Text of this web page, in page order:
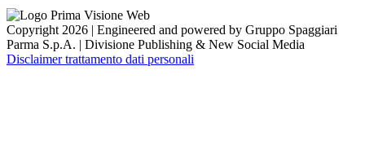
Copyright 2026 | Engineered and powered by Gruppo Spaggiari
Parma S.p.A. | Divisione Publishing & New Social Media
Disclaimer trattamento dati personali